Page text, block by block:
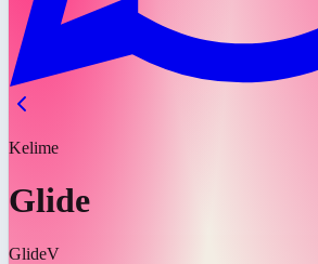
Kelime
Glide
GlideV